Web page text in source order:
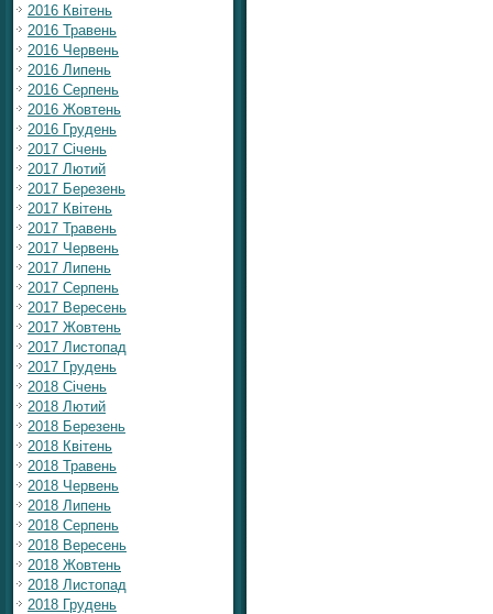
2016 Квітень
2016 Травень
2016 Червень
2016 Липень
2016 Серпень
2016 Жовтень
2016 Грудень
2017 Січень
2017 Лютий
2017 Березень
2017 Квітень
2017 Травень
2017 Червень
2017 Липень
2017 Серпень
2017 Вересень
2017 Жовтень
2017 Листопад
2017 Грудень
2018 Січень
2018 Лютий
2018 Березень
2018 Квітень
2018 Травень
2018 Червень
2018 Липень
2018 Серпень
2018 Вересень
2018 Жовтень
2018 Листопад
2018 Грудень